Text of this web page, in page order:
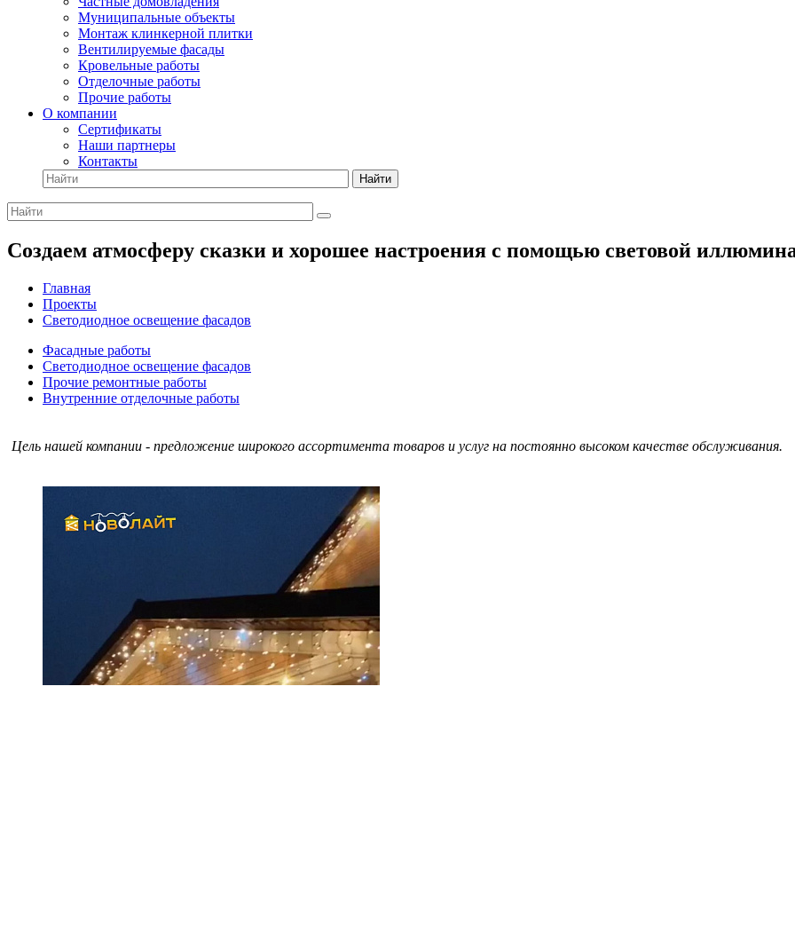
Муниципальные объекты
Монтаж клинкерной плитки
Вентилируемые фасады
Кровельные работы
Отделочные работы
Прочие работы
О компании
Сертификаты
Наши партнеры
Контакты
Найти
Создаем атмосферу сказки и хорошее настроения с помощью световой
Главная
Проекты
Светодиодное освещение фасадов
Фасадные работы
Светодиодное освещение фасадов
Прочие ремонтные работы
Внутренние отделочные работы
Цель нашей компании - предложение широкого ассортимента товаров и услуг на постоянно высоком качестве обслуживания.